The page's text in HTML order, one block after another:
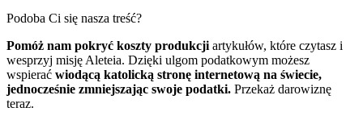
Podoba Ci się nasza treść?
Pomóż nam pokryć koszty produkcji artykułów, które czytasz i
wesprzyj misję Aleteia. Dzięki ulgom podatkowym możesz
wspierać wiodącą katolicką stronę internetową na świecie,
jednocześnie zmniejszając swoje podatki. Przekaż darowiznę
teraz.